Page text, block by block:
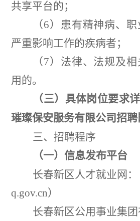
共享平台的；
（6） 患有精神病、
严重影响工作的疾病者；
（7） 法律、法规及
用的。
（三）具体岗位要求
璀璨保安服务有限公司招聘
三、招聘程序
（一）信息发布平台
长春新区人才就业网
q.gov.cn）
长春新区公用事业集